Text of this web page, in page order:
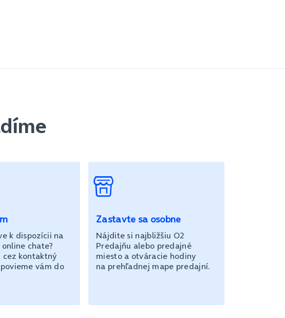
k dispozícii na
chate?
cez kontaktný
vám do
Zastavte sa osobne
Nájdite si najbližšiu O2
Predajňu alebo predajné
miesto a otváracie hodiny
na prehľadnej mape predajní.